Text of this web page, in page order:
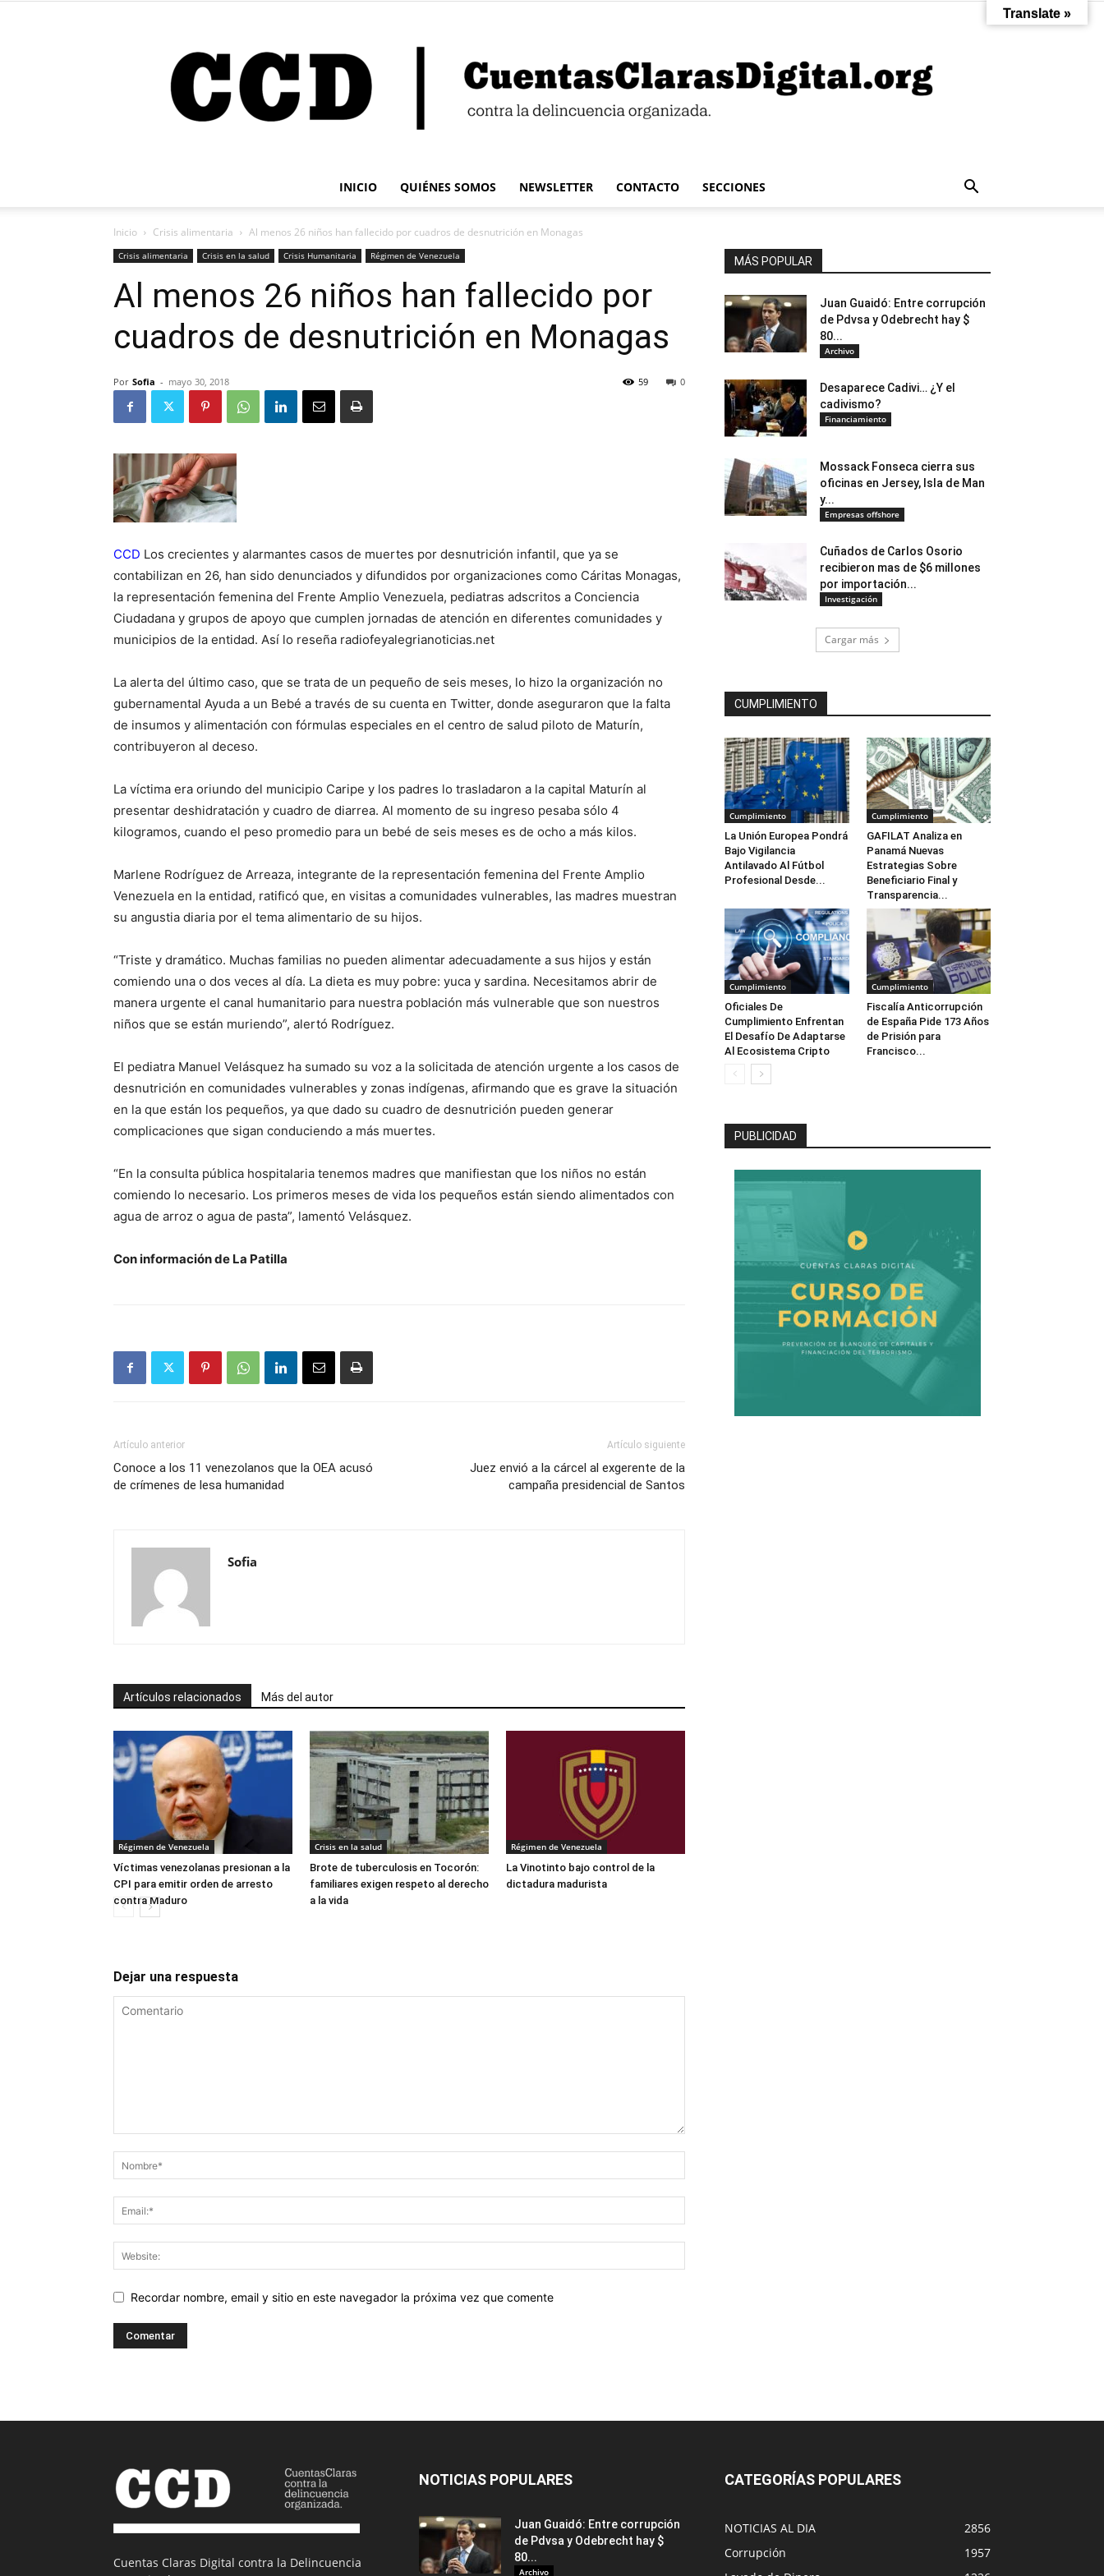
Claras
INICIO QUIÉNES SOMOS NEWSLETTER CONTACTO SECCIONES
Inicio Crisis alimentaria Al menos 26 niños han fallecido por cuadros de desnutrición en Monagas
Crisis alimentaria Crisis en la salud Crisis Humanitaria Régimen de Venezuela
Al menos 26 niños han fallecido por
cuadros de desnutrición en Monagas
Por Sofia - mayo 30, 2018 0
59
CCD Los crecientes y alarmantes casos de muertes por desnutrición infantil, que ya se
contabilizan en 26, han sido denunciados y difundidos por organizaciones como Cáritas Monagas,
la representación femenina del Frente Amplio Venezuela, pediatras adscritos a Conciencia
Ciudadana y grupos de apoyo que cumplen jornadas de atención en diferentes comunidades y
municipios de la entidad. Así lo reseña radiofeyalegrianoticias.net
La alerta del último caso, que se trata de un pequeño de seis meses, lo hizo la organización no
gubernamental Ayuda a un Bebé a través de su cuenta en Twitter, donde aseguraron que la falta
de insumos y alimentación con fórmulas especiales en el centro de salud piloto de Maturín,
contribuyeron al deceso.
La víctima era oriundo del municipio Caripe y los padres lo trasladaron a la capital Maturín al
presentar deshidratación y cuadro de diarrea. Al momento de su ingreso pesaba sólo 4
kilogramos, cuando el peso promedio para un bebé de seis meses es de ocho a más kilos.
Marlene Rodríguez de Arreaza, integrante de la representación femenina del Frente Amplio
Venezuela en la entidad, ratificó que, en visitas a comunidades vulnerables, las madres muestran
su angustia diaria por el tema alimentario de su hijos.
“Triste y dramático. Muchas familias no pueden alimentar adecuadamente a sus hijos y están
comiendo una o dos veces al día. La dieta es muy pobre: yuca y sardina. Necesitamos abrir de
manera urgente el canal humanitario para nuestra población más vulnerable que son nuestros
niños que se están muriendo”, alertó Rodríguez.
El pediatra Manuel Velásquez ha sumado su voz a la solicitada de atención urgente a los casos de
desnutrición en comunidades vulnerables y zonas indígenas, afirmando que es grave la situación
en la que están los pequeños, ya que dado su cuadro de desnutrición pueden generar
complicaciones que sigan conduciendo a más muertes.
“En la consulta pública hospitalaria tenemos madres que manifiestan que los niños no están
comiendo lo necesario. Los primeros meses de vida los pequeños están siendo alimentados con
agua de arroz o agua de pasta”, lamentó Velásquez.
Con información de La Patilla
Artículo anterior
Conoce a los 11 venezolanos que la OEA acusó
de crímenes de lesa humanidad
Artículo siguiente
Juez envió a la cárcel al exgerente de la
campaña presidencial de Santos
Sofia
Artículos relacionados Más del autor
Régimen de Venezuela
Víctimas venezolanas presionan a la
CPI para emitir orden de arresto
contra Maduro
Crisis en la salud
Brote de tuberculosis en Tocorón:
familiares exigen respeto al derecho
a la vida
Régimen de Venezuela
La Vinotinto bajo control de la
dictadura madurista
Dejar una respuesta
Recordar nombre, email y sitio en este navegador la próxima vez que comente
MÁS POPULAR
Juan Guaidó: Entre corrupción
de Pdvsa y Odebrecht hay $
80...
Archivo
Desaparece Cadivi… ¿Y el
cadivismo?
Financiamiento
Mossack Fonseca cierra sus
oficinas en Jersey, Isla de Man
y...
Empresas offshore
Cuñados de Carlos Osorio
recibieron mas de $6 millones
por importación...
Investigación
Cargar más
CUMPLIMIENTO
Cumplimiento
La Unión Europea Pondrá
Bajo Vigilancia
Antilavado Al Fútbol
Profesional Desde...
Cumplimiento
GAFILAT Analiza en
Panamá Nuevas
Estrategias Sobre
Beneficiario Final y
Transparencia...
Cumplimiento
Oficiales De
Cumplimiento Enfrentan
El Desafío De Adaptarse
Al Ecosistema Cripto
Cumplimiento
Fiscalía Anticorrupción
de España Pide 173 Años
de Prisión para
Francisco...
PUBLICIDAD
Cuentas Claras Digital contra la Delincuencia
NOTICIAS POPULARES
Juan Guaidó: Entre corrupción
de Pdvsa y Odebrecht hay $
80...
Archivo
CATEGORÍAS POPULARES
NOTICIAS AL DIA
2856
Corrupción
1957
Translate »